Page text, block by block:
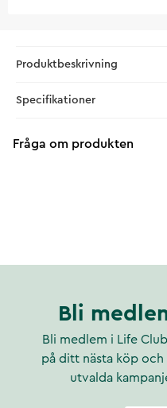
Produktbeskrivning
Specifikationer
Fråga om produkten
Bli
Bli medlem i Life
på ditt nästa köp och
utvalda